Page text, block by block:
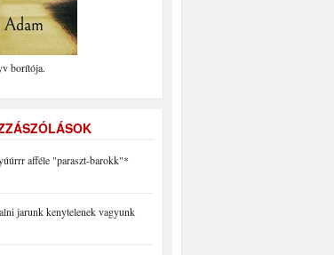
borítója.
afféle "paraszt-barokk"*
jarunk kenytelenek vagyunk